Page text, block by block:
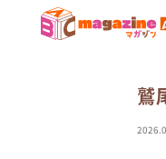
鷲